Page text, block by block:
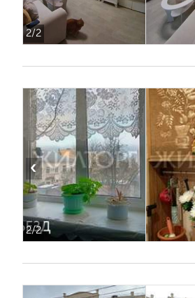
2/2
2/2
‹